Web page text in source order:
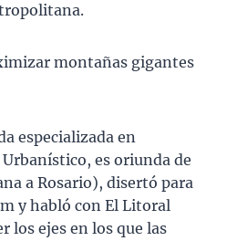
montañas gigantes
especializada en
es oriunda de
a Rosario), disertó para
y habló con El Litoral
los ejes en los que las